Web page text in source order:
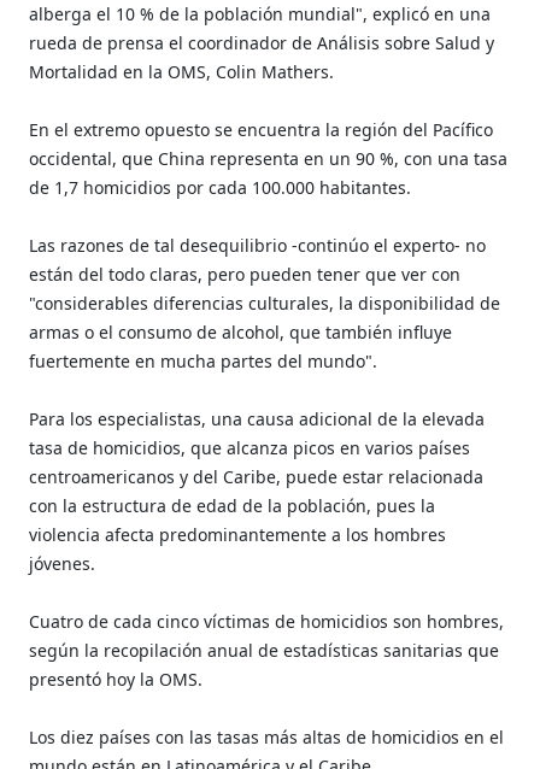
alberga el 10 % de la población mundial", explicó en una
rueda de prensa el coordinador de Análisis sobre Salud y
Mortalidad en la OMS, Colin Mathers.
En el extremo opuesto se encuentra la región del Pacífico
occidental, que China representa en un 90 %, con una tasa
de 1,7 homicidios por cada 100.000 habitantes.
Las razones de tal desequilibrio -continúo el experto- no
están del todo claras, pero pueden tener que ver con
"considerables diferencias culturales, la disponibilidad de
armas o el consumo de alcohol, que también influye
fuertemente en mucha partes del mundo".
Para los especialistas, una causa adicional de la elevada
tasa de homicidios, que alcanza picos en varios países
centroamericanos y del Caribe, puede estar relacionada
con la estructura de edad de la población, pues la
violencia afecta predominantemente a los hombres
jóvenes.
Cuatro de cada cinco víctimas de homicidios son hombres,
según la recopilación anual de estadísticas sanitarias que
presentó hoy la OMS.
Los diez países con las tasas más altas de homicidios en el